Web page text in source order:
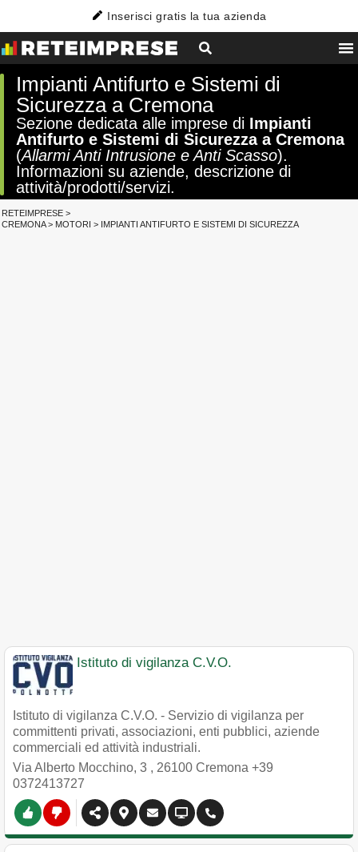
Inserisci gratis la tua azienda
Impianti Antifurto e Sistemi di
Sicurezza a Cremona
Sezione dedicata alle imprese di Impianti
Antifurto e Sistemi di Sicurezza a Cremona
(Allarmi Anti Intrusione e Anti Scasso).
Informazioni su aziende, descrizione di
attività/prodotti/servizi.
RETEIMPRESE >
CREMONA> MOTORI > IMPIANTI ANTIFURTO E SISTEMI DI SICUREZZA
Istituto di vigilanza C.V.O.
Istituto di vigilanza C.V.O. - Servizio di vigilanza per
committenti privati, associazioni, enti pubblici, aziende
commerciali ed attività industriali.
Via Alberto Mocchino, 3 , 26100 Cremona +39
0372413727